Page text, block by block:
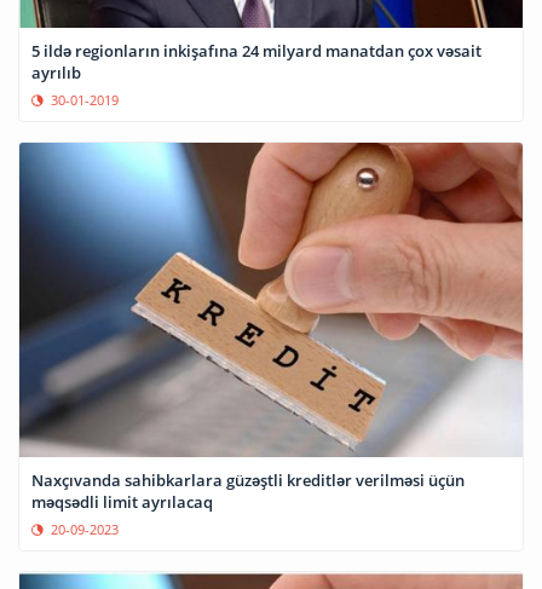
5 ildə regionların inkişafına 24 milyard manatdan çox vəsait
ayrılıb
30-01-2019
Naxçıvanda sahibkarlara güzəştli kreditlər verilməsi üçün
məqsədli limit ayrılacaq
20-09-2023